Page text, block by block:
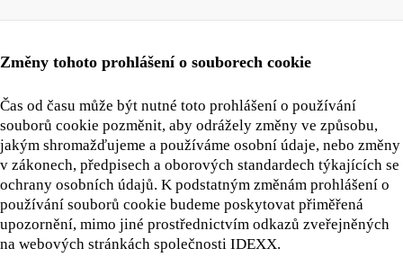
Změny tohoto prohlášení o souborech cookie
Čas od času může být nutné toto prohlášení o používání
souborů cookie pozměnit, aby odrážely změny ve způsobu,
jakým shromažďujeme a používáme osobní údaje, nebo změny
v zákonech, předpisech a oborových standardech týkajících se
ochrany osobních údajů. K podstatným změnám prohlášení o
používání souborů cookie budeme poskytovat přiměřená
upozornění, mimo jiné prostřednictvím odkazů zveřejněných
na webových stránkách společnosti IDEXX.